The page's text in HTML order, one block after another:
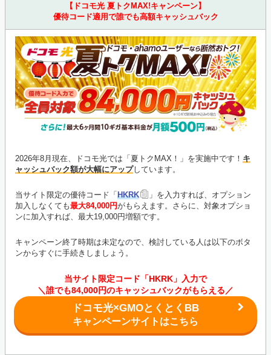
【ドコモ光 夏トクMAX!キャンペーン】
優待コード適用で誰でも高額キャッシュバック
2026年8月現在、ドコモ光では「夏トクMAX！」を実施中です！ キ
ャッシュバック額が大幅にアップしています。
当サイト限定の優待コード「 HKRK
」を入力すれば、オプション
加入しなくても最大84,000円がもらえます。さらに、対象オプショ
ンに加入すれば、最大19,000円増額です。
キャンペーン終了時期は未定なので、検討している人は以下のボタ
ンからすぐに手続きしましょう。
当サイト限定コード「HKRK」入力で
＼誰でも84,000円のキャッシュバックがもらえる／
ドコモ光×GMOとくとくBB
キャンペーンサイトはこちら